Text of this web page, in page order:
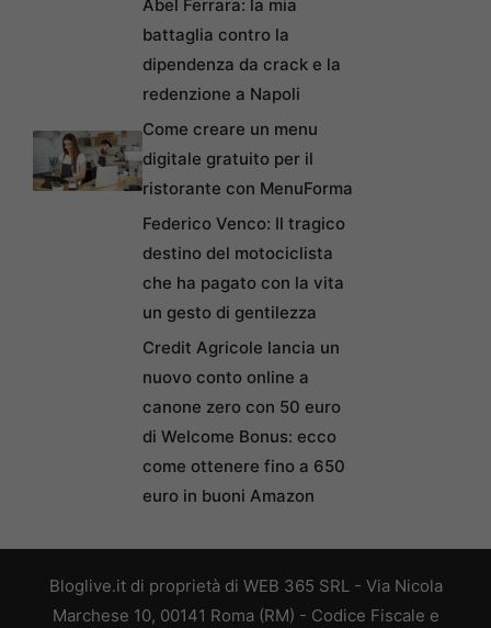
Abel Ferrara: la mia
battaglia contro la
dipendenza da crack e la
redenzione a Napoli
Come creare un menu
digitale gratuito per il
ristorante con MenuForma
Federico Venco: Il tragico
destino del motociclista
che ha pagato con la vita
un gesto di gentilezza
Credit Agricole lancia un
nuovo conto online a
canone zero con 50 euro
di Welcome Bonus: ecco
come ottenere fino a 650
euro in buoni Amazon
Bloglive.it di proprietà di WEB 365 SRL - Via Nicola
Marchese 10, 00141 Roma (RM) - Codice Fiscale e